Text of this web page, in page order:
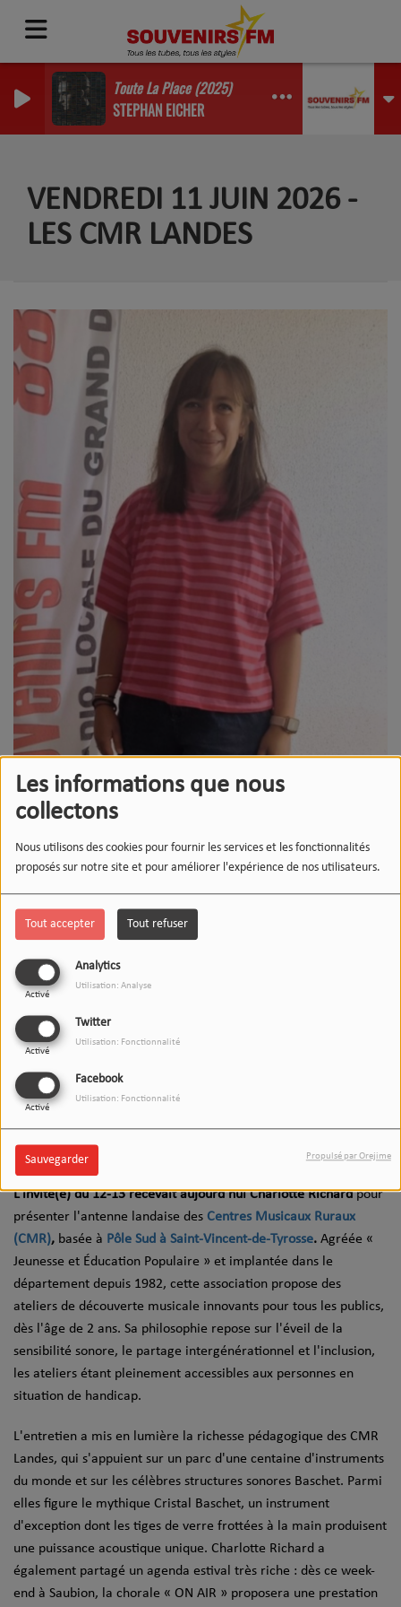
Les informations que nous
collectons
Nous utilisons des cookies pour fournir les services et les fonctionnalités
proposés sur notre site et pour améliorer l'expérience de nos utilisateurs.
Tout accepter Tout refuser
Analytics
Activé
Utilisation: Analyse
Twitter
Activé
Utilisation: Fonctionnalité
Facebook
Activé
Utilisation: Fonctionnalité
Sauvegarder Propulsé par Orejime
Toute La Place (2025)
STEPHAN EICHER
VENDREDI 11 JUIN 2026 -
LES CMR LANDES
Écouter le podcast
Télécharger le podcast
L’invité(e) du 12-13 recevait aujourd’hui Charlotte Richardpour
présenter l'antenne landaise des Centres Musicaux Ruraux
(CMR), basée à Pôle Sud à Saint-Vincent-de-Tyrosse. Agréée «
Jeunesse et Éducation Populaire » et implantée dans le
département depuis 1982, cette association propose des
ateliers de découverte musicale innovants pour tous les publics,
dès l'âge de 2 ans. Sa philosophie repose sur l'éveil de la
sensibilité sonore, le partage intergénérationnel et l'inclusion,
les ateliers étant pleinement accessibles aux personnes en
situation de handicap.
L'entretien a mis en lumière la richesse pédagogique des CMR
Landes, qui s'appuient sur un parc d'une centaine d'instruments
du monde et sur les célèbres structures sonores Baschet. Parmi
elles figure le mythique Cristal Baschet, un instrument
d'exception dont les tiges de verre frottées à la main produisent
une puissance acoustique unique. Charlotte Richard a
également partagé un agenda estival très riche : dès ce week-
end à Saubion, la chorale « ON AIR » proposera une prestation